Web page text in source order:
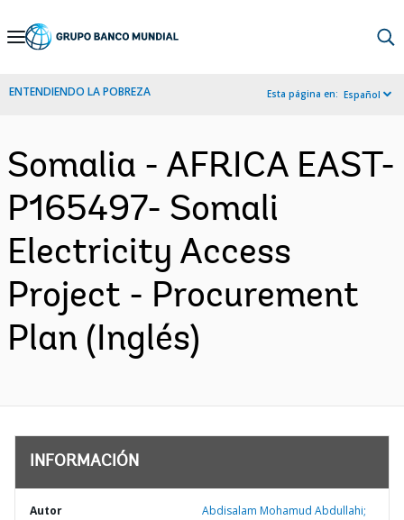
Skip
Navigation
ENTENDIENDO LA POBREZA Esta página en: Español
Somalia - AFRICA EAST-
P165497- Somali
Electricity Access
Project - Procurement
Plan (Inglés)
INFORMACIÓN
Autor Abdisalam Mohamud Abdullahi;